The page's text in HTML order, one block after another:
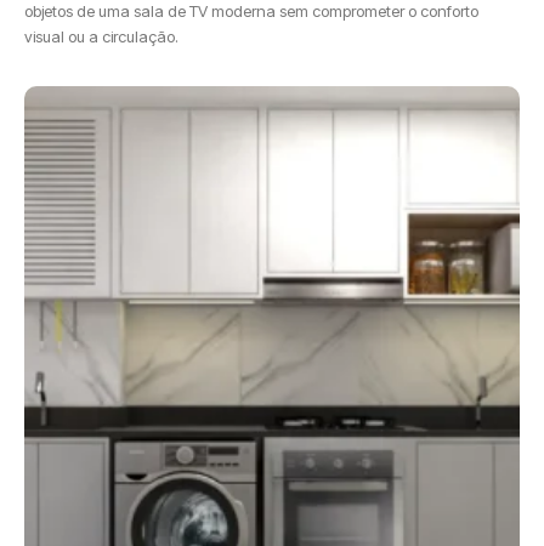
objetos de uma sala de TV moderna sem comprometer o conforto
visual ou a circulação.